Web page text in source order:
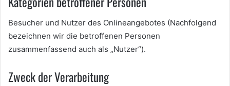
Besucher und Nutzer des Onlineangebotes (Nachfolgend
bezeichnen wir die betroffenen Personen
zusammenfassend auch als „Nutzer“).
Zweck der Verarbeitung